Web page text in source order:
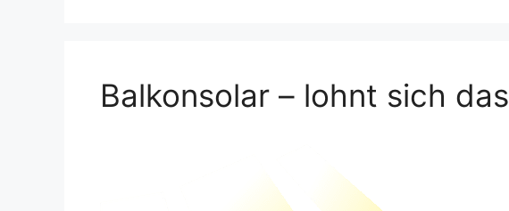
Balkonsolar – lohnt sich das